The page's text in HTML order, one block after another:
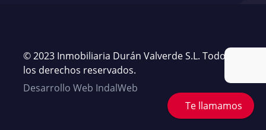
© 2023 Inmobiliaria Durán Valverde S.L. Todos
los derechos reservados.
Desarrollo Web IndalWeb
Te llamamos